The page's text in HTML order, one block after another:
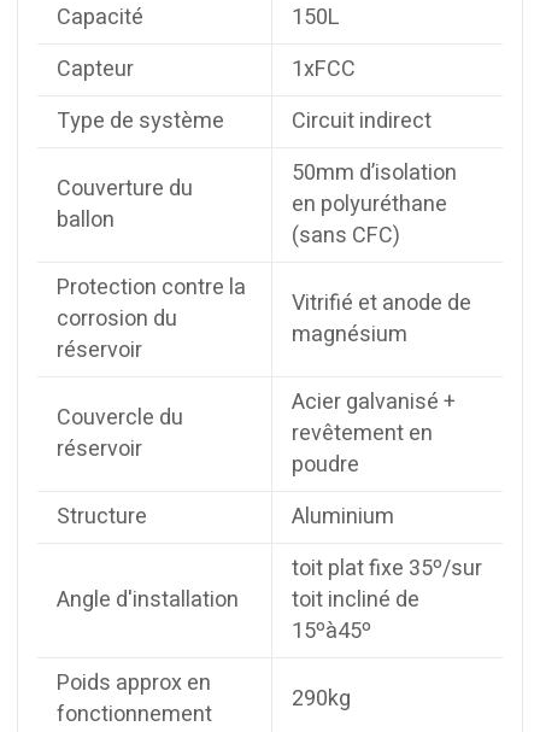
Capacité
150L
Capteur
1xFCC
Type de système
Circuit indirect
Couverture du
ballon
50mm d’isolation
en polyuréthane
(sans CFC)
Protection contre la
corrosion du
réservoir
Vitrifié et anode de
magnésium
Couvercle du
réservoir
Acier galvanisé +
revêtement en
poudre
Structure
Aluminium
Angle d'installation
toit plat fixe 35º/sur
toit incliné de
15ºà45º
Poids approx en
fonctionnement
290kg